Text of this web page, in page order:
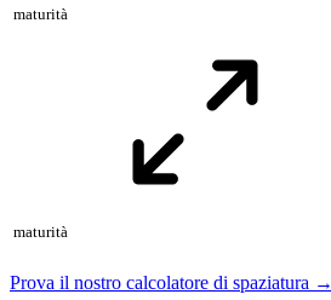
maturità
maturità
Prova il nostro calcolatore di spaziatura →